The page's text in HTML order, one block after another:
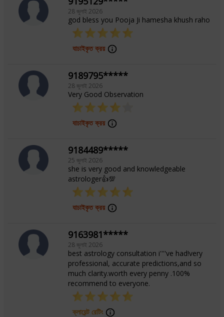
28 জুলাই 2026
god bless you Pooja Ji hamesha khush raho
যাচাইকৃত ক্রয়
9189795*****
28 জুলাই 2026
Very Good Observation
যাচাইকৃত ক্রয়
9184489*****
25 জুলাই 2026
she is very good and knowledgeable
astrologer👍💯
যাচাইকৃত ক্রয়
9163981*****
28 জুলাই 2026
best astrology consultation i''''ve had!very
professional, accurate predictions,and so
much clarity.worth every penny .100%
recommend to everyone.
ক্লায়েন্ট রেটিং